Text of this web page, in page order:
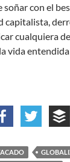
con el
capitalista,
cualquiera
vida
de la